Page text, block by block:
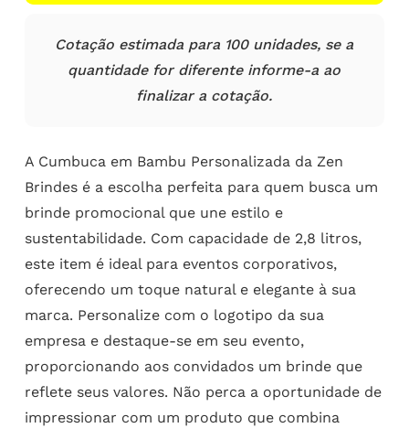
Cotação estimada para 100 unidades, se a
quantidade for diferente informe-a ao
finalizar a cotação.
A Cumbuca em Bambu Personalizada da Zen
Brindes é a escolha perfeita para quem busca um
brinde promocional que une estilo e
sustentabilidade. Com capacidade de 2,8 litros,
este item é ideal para eventos corporativos,
oferecendo um toque natural e elegante à sua
marca. Personalize com o logotipo da sua
empresa e destaque-se em seu evento,
proporcionando aos convidados um brinde que
reflete seus valores. Não perca a oportunidade de
impressionar com um produto que combina